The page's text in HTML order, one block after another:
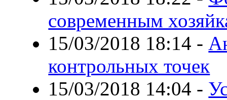
современным
15/03/2018 18:14 -
контрольных точек
15/03/2018 14:04 -